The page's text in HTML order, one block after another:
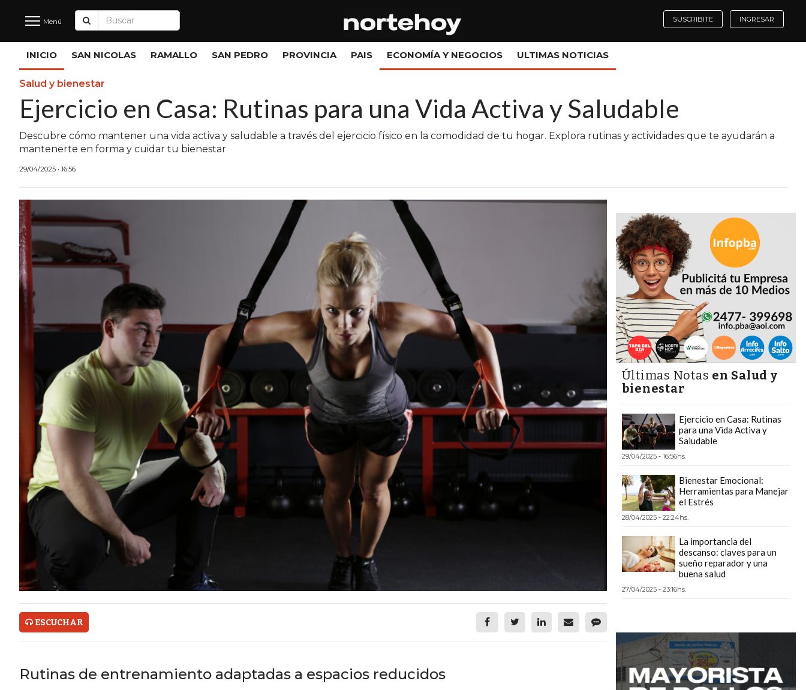
Últimas
Noticias
INICIO
NOTICIAS RECIENTES
SAN NICOLAS
RAMALLO
SAN PEDRO
PROVINCIA
PAIS
ECONOMÍA Y NEGOCIOS
ULTIMAS NOTICIAS
TEMAS DESTACADOS
TECNOLOGÍA
SERVICIOS
PRONÓSTICO
HORÓSCOPO
QUÉ ES
CHANGUITO.COM.AR Y CÓMO
FUNCIONA: CREAR TIENDAS
ONLINE CON PEDIDOS POR
WHATSAPP
TIENDA ONLINE GRATIS EN
ARGENTINA:
CHANGUITO.COM.AR VS OTRAS
Menú SUSCRIBITE INGRESAR
INICIO SAN NICOLAS RAMALLO SAN PEDRO PROVINCIA PAIS ECONOMÍA Y NEGOCIOS ULTIMAS NOTICIAS
Salud y bienestar
Ejercicio en Casa: Rutinas para una Vida Activa y Saludable
Descubre cómo mantener una vida activa y saludable a través del ejercicio físico en la comodidad de tu hogar. Explora rutinas y actividades que te ayudarán a
mantenerte en forma y cuidar tu bienestar
29/04/2025 • 16:56
ESCUCHAR
Rutinas de entrenamiento adaptadas a espacios reducidos
Últimas Notas en Salud y
bienestar
Ejercicio en Casa: Rutinas
para una Vida Activa y
Saludable
29/04/2025 - 16:56hs.
Bienestar Emocional:
Herramientas para Manejar
el Estrés
28/04/2025 - 22:24hs.
La importancia del
descanso: claves para un
sueño reparador y una
buena salud
27/04/2025 - 23:16hs.